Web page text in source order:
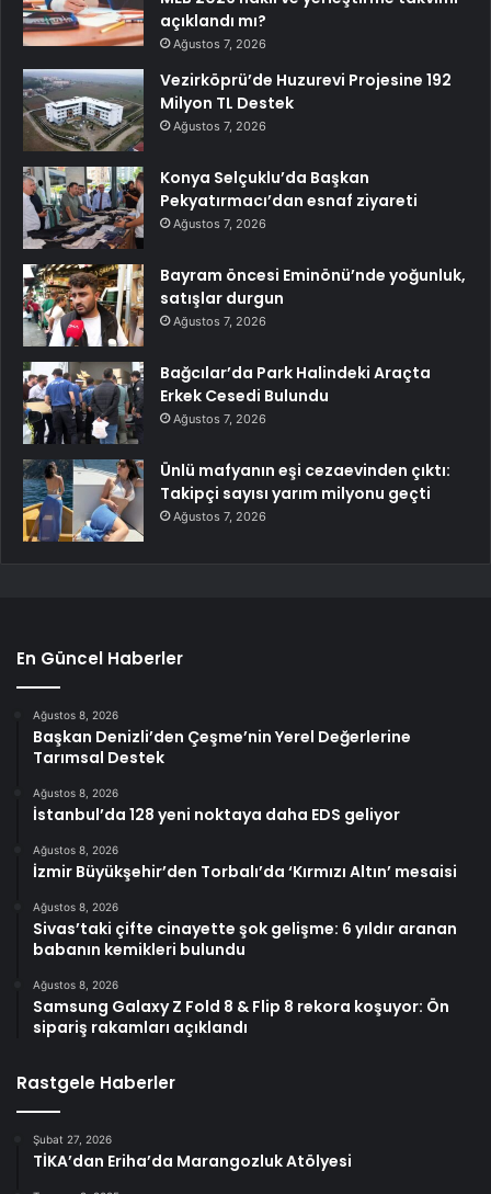
açıklandı mı?
Ağustos 7, 2026
Vezirköprü’de Huzurevi Projesine 192
Milyon TL Destek
Ağustos 7, 2026
Konya Selçuklu’da Başkan
Pekyatırmacı’dan esnaf ziyareti
Ağustos 7, 2026
Bayram öncesi Eminönü’nde yoğunluk,
satışlar durgun
Ağustos 7, 2026
Bağcılar’da Park Halindeki Araçta
Erkek Cesedi Bulundu
Ağustos 7, 2026
Ünlü mafyanın eşi cezaevinden çıktı:
Takipçi sayısı yarım milyonu geçti
Ağustos 7, 2026
En Güncel Haberler
Ağustos 8, 2026
Başkan Denizli’den Çeşme’nin Yerel Değerlerine
Tarımsal Destek
Ağustos 8, 2026
İstanbul’da 128 yeni noktaya daha EDS geliyor
Ağustos 8, 2026
İzmir Büyükşehir’den Torbalı’da ‘Kırmızı Altın’ mesaisi
Ağustos 8, 2026
Sivas’taki çifte cinayette şok gelişme: 6 yıldır aranan
babanın kemikleri bulundu
Ağustos 8, 2026
Samsung Galaxy Z Fold 8 & Flip 8 rekora koşuyor: Ön
sipariş rakamları açıklandı
Rastgele Haberler
Şubat 27, 2026
TİKA’dan Eriha’da Marangozluk Atölyesi